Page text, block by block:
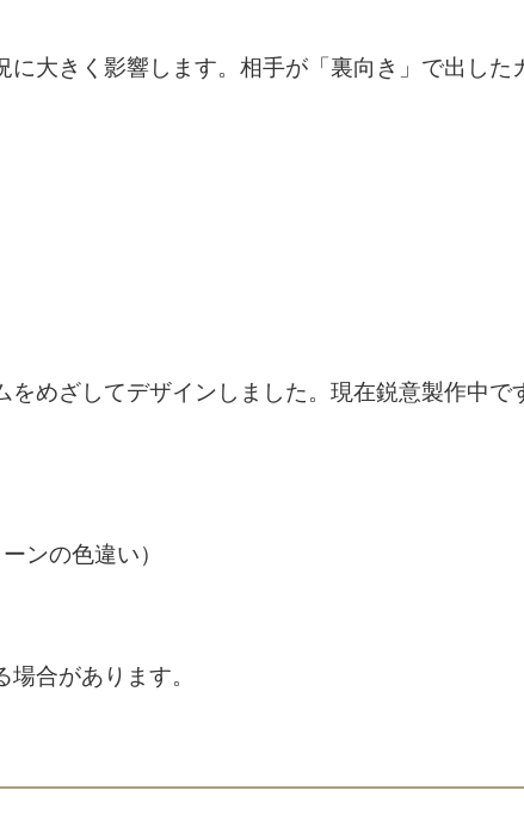
大きく影響します。相手が「裏向き」で出した
めざしてデザインしました。現在鋭意製作中で
ンの色違い）
合があります。